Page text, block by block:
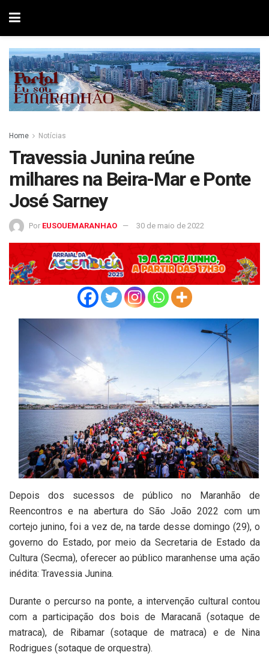
Home Notícias
Travessia Junina reúne
milhares na Beira-Mar e Ponte
José Sarney
Por EUSOUEMARANHAO 30 de maio de 2022
Depois dos sucessos de público no Maranhão de
Reencontros e na abertura do São João 2022 com um
cortejo junino, foi a vez de, na tarde desse domingo (29), o
governo do Estado, por meio da Secretaria de Estado da
Cultura (Secma), oferecer ao público maranhense uma ação
inédita: Travessia Junina.
Durante o percurso na ponte, a intervenção cultural contou
com a participação dos bois de Maracanã (sotaque de
matraca), de Ribamar (sotaque de matraca) e de Nina
Rodrigues (sotaque de orquestra).